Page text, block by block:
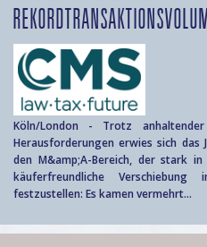
Köln/London - Trotz
Herausforderungen erwies sich das
den M&amp;A-Bereich, der stark
käuferfreundliche
festzustellen: Es kamen vermehrt...